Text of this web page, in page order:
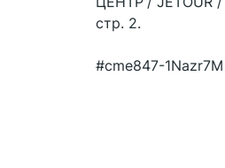
стр. 2.
#cme847-1Nazr7M